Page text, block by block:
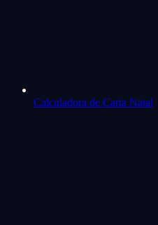
Calculadora de Carta Natal